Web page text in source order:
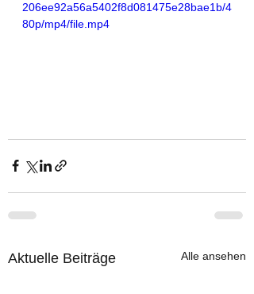
206ee92a56a5402f8d081475e28bae1b/4
80p/mp4/file.mp4
Aktuelle Beiträge Alle ansehen